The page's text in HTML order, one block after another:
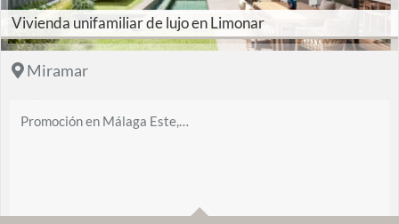
Vivienda unifamiliar de lujo en Limonar
Miramar
Promoción en Málaga Este,…